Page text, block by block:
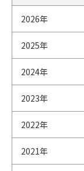
2026年
2025年
2024年
2023年
2022年
2021年